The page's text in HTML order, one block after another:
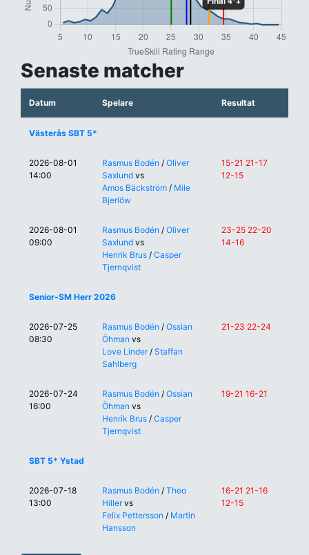
Senaste matcher
Datum Spelare Resultat
Västerås SBT 5*
2026-08-01
14:00
Rasmus Bodén / Oliver
Saxlund vs
Amos Bäckström / Mile
Bjerlöw
15-21 21-17
12-15
2026-08-01
09:00
Rasmus Bodén / Oliver
Saxlund vs
Henrik Brus / Casper
Tjernqvist
23-25 22-20
14-16
Senior-SM Herr 2026
2026-07-25
08:30
Rasmus Bodén / Ossian
Öhman vs
Love Linder/ Staffan
Sahlberg
21-23 22-24
2026-07-24
16:00
Rasmus Bodén / Ossian
Öhman vs
Henrik Brus / Casper
Tjernqvist
19-21 16-21
SBT 5* Ystad
2026-07-18
13:00
Rasmus Bodén / Theo
Hillervs
Felix Pettersson / Martin
Hansson
16-21 21-16
12-15